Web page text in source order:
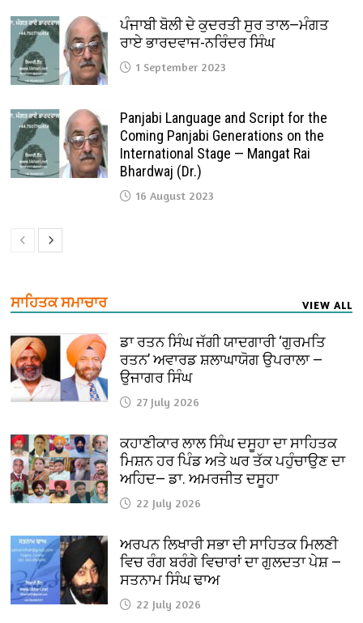
ਪੰਜਾਬੀ ਬੋਲੀ ਦੇ ਕੁਦਰਤੀ ਸੁਰ ਤਾਲ—ਮੰਗਤ
ਰਾਏ ਭਾਰਦਵਾਜ-ਨਰਿੰਦਰ ਸਿੰਘ
1 September 2023
Panjabi Language and Script for the
Coming Panjabi Generations on the
International Stage — Mangat Rai
Bhardwaj (Dr.)
16 August 2023
ਸਾਹਿਤਕ ਸਮਾਚਾਰ VIEW ALL
ਡਾ ਰਤਨ ਸਿੰਘ ਜੱਗੀ ਯਾਦਗਾਰੀ ‘ਗੁਰਮਤਿ
ਰਤਨ’ ਅਵਾਰਡ ਸ਼ਲਾਘਾਯੋਗ ਉਪਰਾਲਾ —
ਉਜਾਗਰ ਸਿੰਘ
27 July 2026
ਕਹਾਣੀਕਾਰ ਲਾਲ ਸਿੰਘ ਦਸੂਹਾ ਦਾ ਸਾਹਿਤਕ
ਮਿਸ਼ਨ ਹਰ ਪਿੰਡ ਅਤੇ ਘਰ ਤੱਕ ਪਹੁੰਚਾਉਣ ਦਾ
ਅਹਿਦ— ਡਾ. ਅਮਰਜੀਤ ਦਸੂਹਾ
22 July 2026
ਅਰਪਨ ਲਿਖਾਰੀ ਸਭਾ ਦੀ ਸਾਹਿਤਕ ਮਿਲਣੀ
ਵਿਚ ਰੰਗ ਬਰੰਗੇ ਵਿਚਾਰਾਂ ਦਾ ਗੁਲਦਤਾ ਪੇਸ਼ —
ਸਤਨਾਮ ਸਿੰਘ ਢਾਅ
22 July 2026